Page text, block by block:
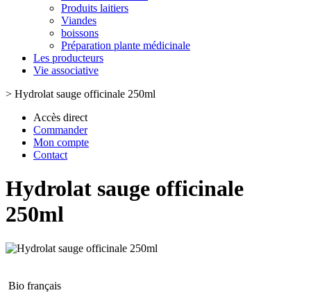
Produits laitiers
Viandes
boissons
Préparation plante médicinale
Les producteurs
Vie associative
> Hydrolat sauge officinale 250ml
Accès direct
Commander
Mon compte
Contact
Hydrolat sauge officinale
250ml
Bio français